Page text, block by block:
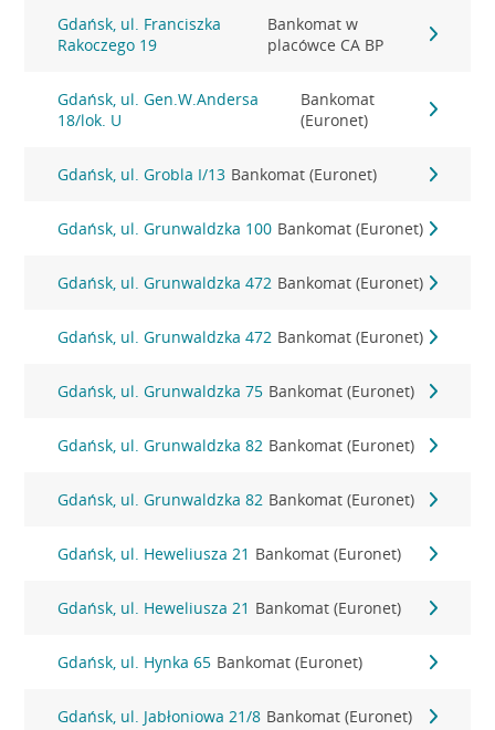
Gdańsk, ul. Franciszka
Rakoczego 19
Bankomat w
placówce CA BP
Gdańsk, ul. Gen.W.Andersa
18/lok. U
Bankomat
(Euronet)
Gdańsk, ul. Grobla I/13 Bankomat (Euronet)
Gdańsk, ul. Grunwaldzka 100 Bankomat (Euronet)
Gdańsk, ul. Grunwaldzka 472 Bankomat (Euronet)
Gdańsk, ul. Grunwaldzka 472 Bankomat (Euronet)
Gdańsk, ul. Grunwaldzka 75 Bankomat (Euronet)
Gdańsk, ul. Grunwaldzka 82 Bankomat (Euronet)
Gdańsk, ul. Grunwaldzka 82 Bankomat (Euronet)
Gdańsk, ul. Heweliusza 21 Bankomat (Euronet)
Gdańsk, ul. Heweliusza 21 Bankomat (Euronet)
Gdańsk, ul. Hynka 65 Bankomat (Euronet)
Gdańsk, ul. Jabłoniowa 21/8 Bankomat (Euronet)